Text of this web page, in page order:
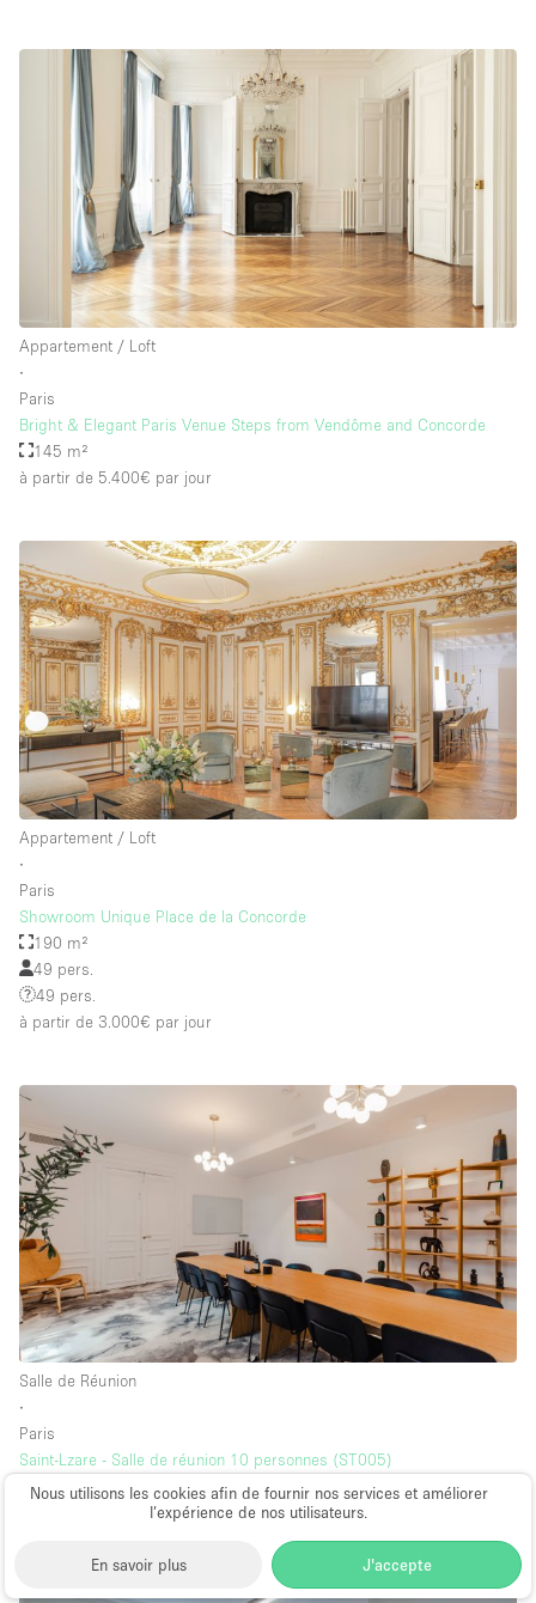
Nous utilisons les cookies afin de fournir nos services et améliorer
l’expérience de nos utilisateurs.
En savoir plus J'accepte
Appartement / Loft
∙
Paris
Bright & Elegant Paris Venue Steps from Vendôme and Concorde
145 m²
à partir de 5.400€ par jour
Appartement / Loft
∙
Paris
Showroom Unique Place de la Concorde
190 m²
49 pers.
49 pers.
à partir de 3.000€ par jour
Salle de Réunion
∙
Paris
Saint-Lzare - Salle de réunion 10 personnes (ST005)
34 m²
par jour